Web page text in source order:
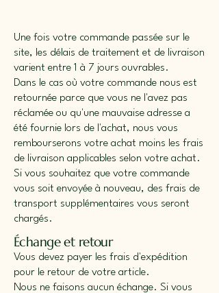
Une fois votre commande passée sur le
site, les délais de traitement et de livraison
varient entre 1 à 7 jours ouvrables.
Dans le cas où votre commande nous est
retournée parce que vous ne l'avez pas
réclamée ou qu'une mauvaise adresse a
été fournie lors de l'achat, nous vous
rembourserons votre achat moins les frais
de livraison applicables selon votre achat.
Si vous souhaitez que votre commande
vous soit envoyée à nouveau, des frais de
transport supplémentaires vous seront
chargés.
Échange et retour
Vous devez payer les frais d'expédition
pour le retour de votre article.
Nous ne faisons aucun échange. Si vous